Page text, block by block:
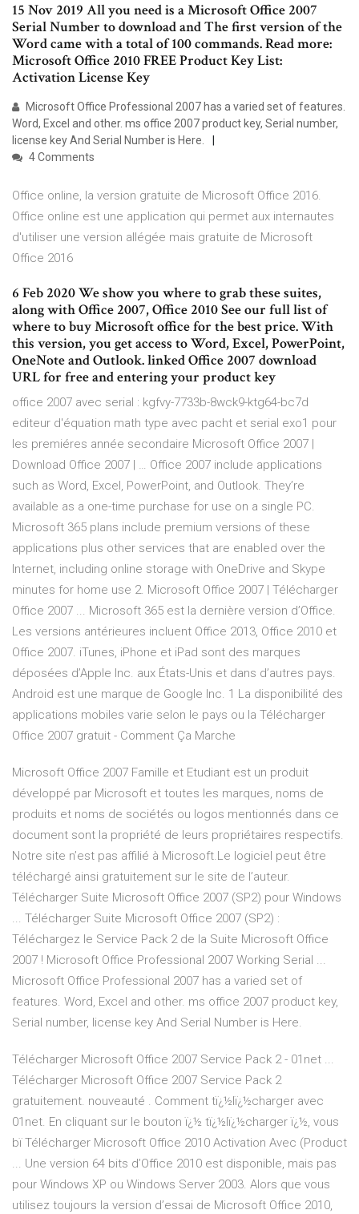
15 Nov 2019 All you need is a Microsoft Office 2007
Serial Number to download and The first version of the
Word came with a total of 100 commands. Read more:
Microsoft Office 2010 FREE Product Key List:
Activation License Key
Microsoft Office Professional 2007 has a varied set of features.
Word, Excel and other. ms office 2007 product key, Serial number,
license key And Serial Number is Here.
4 Comments
Office online, la version gratuite de Microsoft Office 2016.
Office online est une application qui permet aux internautes
d'utiliser une version allégée mais gratuite de Microsoft
Office 2016
6 Feb 2020 We show you where to grab these suites,
along with Office 2007, Office 2010 See our full list of
where to buy Microsoft office for the best price. With
this version, you get access to Word, Excel, PowerPoint,
OneNote and Outlook. linked Office 2007 download
URL for free and entering your product key
office 2007 avec serial : kgfvy-7733b-8wck9-ktg64-bc7d
editeur d'équation math type avec pacht et serial exo1 pour
les premiéres année secondaire Microsoft Office 2007 |
Download Office 2007 | … Office 2007 include applications
such as Word, Excel, PowerPoint, and Outlook. They’re
available as a one-time purchase for use on a single PC.
Microsoft 365 plans include premium versions of these
applications plus other services that are enabled over the
Internet, including online storage with OneDrive and Skype
minutes for home use 2. Microsoft Office 2007 | Télécharger
Office 2007 ... Microsoft 365 est la dernière version d’Office.
Les versions antérieures incluent Office 2013, Office 2010 et
Office 2007. iTunes, iPhone et iPad sont des marques
déposées d’Apple Inc. aux États-Unis et dans d’autres pays.
Android est une marque de Google Inc. 1 La disponibilité des
applications mobiles varie selon le pays ou la Télécharger
Office 2007 gratuit - Comment Ça Marche
Microsoft Office 2007 Famille et Etudiant est un produit
développé par Microsoft et toutes les marques, noms de
produits et noms de sociétés ou logos mentionnés dans ce
document sont la propriété de leurs propriétaires respectifs.
Notre site n’est pas affilié à Microsoft.Le logiciel peut être
téléchargé ainsi gratuitement sur le site de l’auteur.
Télécharger Suite Microsoft Office 2007 (SP2) pour Windows
... Télécharger Suite Microsoft Office 2007 (SP2) :
Téléchargez le Service Pack 2 de la Suite Microsoft Office
2007 ! Microsoft Office Professional 2007 Working Serial ...
Microsoft Office Professional 2007 has a varied set of
features. Word, Excel and other. ms office 2007 product key,
Serial number, license key And Serial Number is Here.
Télécharger Microsoft Office 2007 Service Pack 2 - 01net ...
Télécharger Microsoft Office 2007 Service Pack 2
gratuitement. nouveauté . Comment tï¿½lï¿½charger avec
01net. En cliquant sur le bouton ï¿½ tï¿½lï¿½charger ï¿½, vous
bï Télécharger Microsoft Office 2010 Activation Avec (Product
... Une version 64 bits d’Office 2010 est disponible, mais pas
pour Windows XP ou Windows Server 2003. Alors que vous
utilisez toujours la version d’essai de Microsoft Office 2010,